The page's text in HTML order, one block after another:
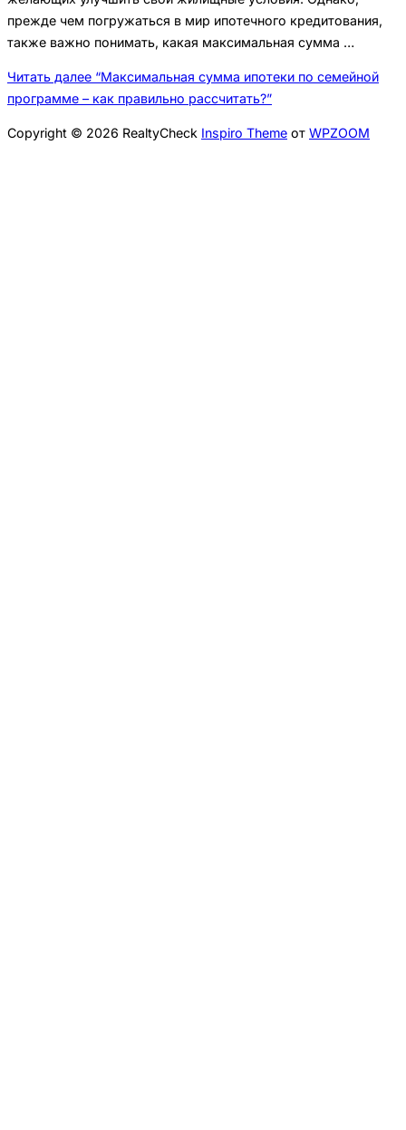
прежде чем погружаться в мир ипотечного кредитования,
также важно понимать, какая максимальная сумма …
Читать далее “Максимальная сумма ипотеки по семейной
программе – как правильно рассчитать?”
Copyright © 2026 RealtyCheck Inspiro Theme от WPZOOM